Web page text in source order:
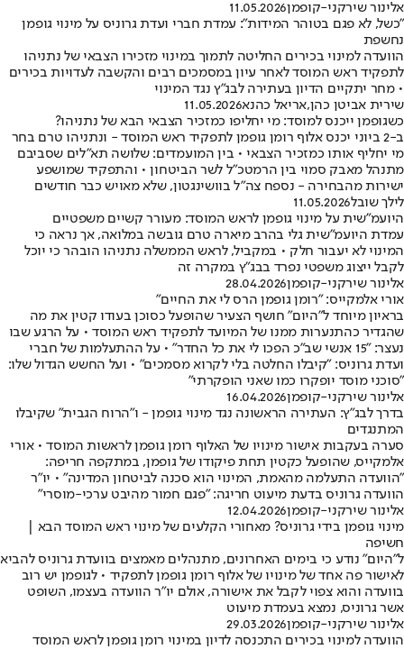
אלינור שירקני-קופמן11.05.2026
"כשל, לא פגם בטוהר המידות": עמדת חברי ועדת גרוניס על מינוי גופמן
נחשפת
הוועדה למינוי בכירים החליטה לתמוך במינוי מזכירו הצבאי של נתניהו
לתפקיד ראש המוסד לאחר עיון במסמכים רבים והקשבה לעדויות בכירים
• מחר יתקיים הדיון בעתירה לבג"ץ נגד המינוי
שירית אביטן כהן,אריאל כהנא11.05.2026
כשגופמן ייכנס למוסד: מי יחליפו כמזכיר הצבאי הבא של נתניהו?
ב-2 ביוני יכנס אלוף רומן גופמן לתפקיד ראש המוסד - ונתניהו טרם בחר
מי יחליף אותו כמזכיר הצבאי • בין המועמדים: שלושה תא"לים שסביבם
מתנהל מאבק סמוי בין הרמטכ"ל לשר הביטחון • והתפקיד שמושפע
ישירות מהבחירה - נספח צה"ל בוושינגטון, שלא מאויש כבר חודשים
לילך שובל11.05.2026
היועמ"שית על מינוי גופמן לראש המוסד: מעורר קשיים משפטיים
עמדת היועמ"שית גלי בהרב מיארה טרם גובשה במלואה, אך נראה כי
המינוי לא יעבור חלק • במקביל, לראש הממשלה נתניהו הובהר כי יוכל
לקבל ייצוג משפטי נפרד בבג"ץ במקרה זה
אלינור שירקני-קופמן28.04.2026
אורי אלמקייס: "רומן גופמן הרס לי את החיים"
בראיון מיוחד ל"היום" חושף הצעיר שהופעל כסוכן בעודו קטין את מה
שהגדיר כהתנערות ממנו של המיועד לתפקיד ראש המוסד • על הרגע שבו
נעצר: "15 אנשי שב"כ הפכו לי את כל החדר" • על ההתעלמות של חברי
ועדת גרוניס: "קיבלו החלטה בלי לקרוא מסמכים" • ועל החשש הגדול שלו:
"סוכני מוסד יופקרו כמו שאני הופקרתי"
אלינור שירקני-קופמן16.04.2026
בדרך לבג"ץ: העתירה הראשונה נגד מינוי גופמן - ו"הרוח הגבית" שקיבלו
המתנגדים
סערה בעקבות אישור מינויו של האלוף רומן גופמן לראשות המוסד • אורי
אלמקייס, שהופעל כקטין תחת פיקודו של גופמן, במתקפה חריפה:
"הוועדה התעלמה מהאמת, המינוי הוא סכנה לביטחון המדינה" • יו"ר
הוועדה גרוניס בדעת מיעוט חריגה: "פגם חמור מהיבט ערכי-מוסרי"
אלינור שירקני-קופמן12.04.2026
מינוי גופמן בידי גרוניס? מאחורי הקלעים של מינוי ראש המוסד הבא |
חשיפה
ל"היום" נודע כי בימים האחרונים, מתנהלים מאמצים בוועדת גרוניס להביא
לאישור פה אחד של מינויו של אלוף רומן גופמן לתפקיד • לגופמן יש רוב
בוועדה והוא צפוי לקבל את אישורה, אולם יו"ר הוועדה בעצמו, השופט
אשר גרוניס, נמצא בעמדת מיעוט
אלינור שירקני-קופמן29.03.2026
הוועדה למינוי בכירים התכנסה לדיון במינוי רומן גופמן לראש המוסד